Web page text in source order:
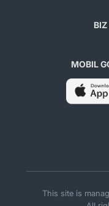
MOBIL
This site is